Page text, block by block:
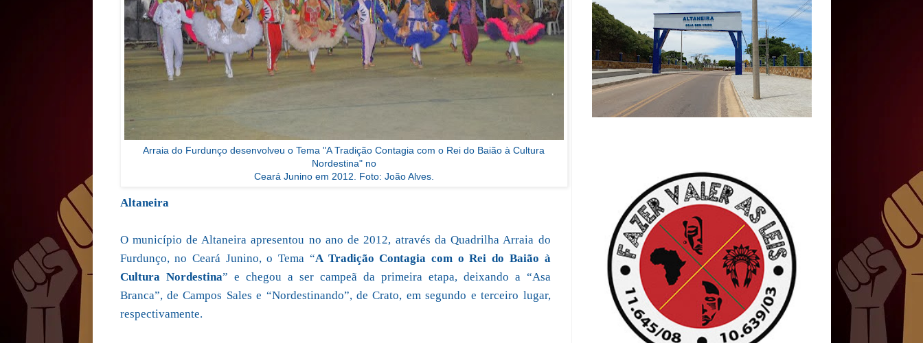
Arraia do Furdunço desenvolveu o Tema "A Tradição Contagia com o Rei do Baião à Cultura
Nordestina" no
Ceará Junino em 2012. Foto: João Alves.
Altaneira
O município de Altaneira apresentou no ano de 2012, através da Quadrilha Arraia do
Furdunço, no Ceará Junino, o Tema “A Tradição Contagia com o Rei do Baião à
Cultura Nordestina” e chegou a ser campeã da primeira etapa, deixando a “Asa
Branca”, de Campos Sales e “Nordestinando”, de Crato, em segundo e terceiro lugar,
respectivamente.